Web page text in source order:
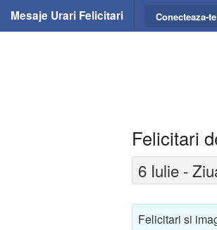
Mesaje Urari Felicitari Conecteaza-te
Felicitari
6 Iulie -
Felicitari si